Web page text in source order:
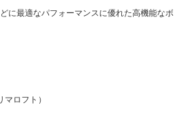
に最適なパフォーマンスに優れた高機能なボ
ロフト）